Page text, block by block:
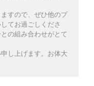
すので、ぜひ他のプ
てお過ごしくださ
の組み合わせがとて
し上げます。お体大